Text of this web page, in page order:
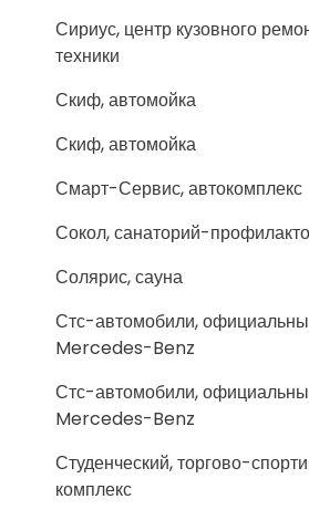
Сириус, центр кузовного
техники
Скиф, автомойка
Скиф, автомойка
Смарт-Сервис, автокомплекс
Сокол, санаторий-
Солярис, сауна
Стс-автомобили,
Mercedes-Benz
Стс-автомобили,
Mercedes-Benz
Студенческий, торгово-
комплекс